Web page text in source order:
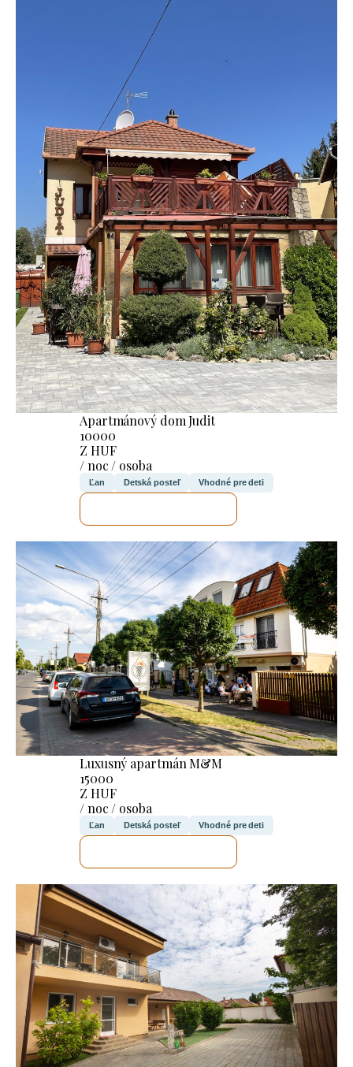
Apartmánový dom Judit
10000
Z HUF
/ noc / osoba
Ľan Detská posteľ Vhodné pre deti
Luxusný apartmán M&M
15000
Z HUF
/ noc / osoba
Ľan Detská posteľ Vhodné pre deti